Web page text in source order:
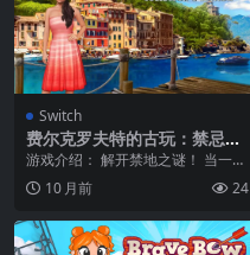
Switch
费尔克罗夫特的古玩：禁忌墓
穴收藏版|Faircroft’s Antiqu
es: The Forbidden Crypt –
Collector’s Edition
游戏介绍： 解开禁地之谜！ 当一位
老朋友请求 Mia 帮助修复一座古老
的大教堂时...
10 月前 24